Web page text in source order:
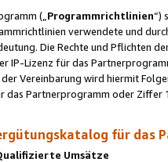
(„Programmrichtlinien“)
verwendete und
Die Rechte und Pflichten
IP-Lizenz für das
Vereinbarung wird hiermit
das Partnerprogramm oder
für das
Umsätze